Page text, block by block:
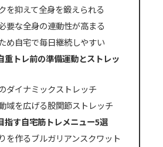
を抑えて全身を鍛えられる
要な全身の連動性が高まる
め自宅で毎日継続しやすい
重トレ前の準備運動とストレッ
ダイナミックストレッチ
域を広げる股関節ストレッチ
指す自宅筋トレメニュー5選
を作るブルガリアンスクワット